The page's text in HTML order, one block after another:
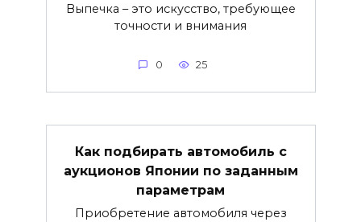
Выпечка – это искусство, требующее
точности и внимания
0 25
Как подбирать автомобиль с
аукционов Японии по заданным
параметрам
Приобретение автомобиля через